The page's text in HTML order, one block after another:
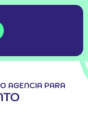
AGENCIA PARA